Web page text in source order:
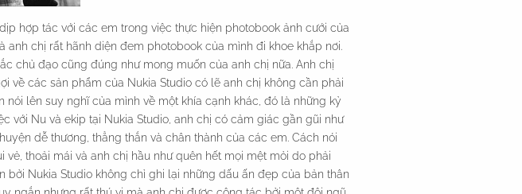
hợp tác với các em trong việc thực hiện photobook ảnh cưới của
chị rất hãnh diện đem photobook của mình đi khoe khắp nơi.
chủ đạo cũng đúng như mong muốn của anh chị nữa. Anh chị
về các sản phẩm của Nukia Studio có lẽ anh chị không cần phải
nói lên suy nghĩ của mình về một khía cạnh khác, đó là những kỷ
với Nu và ekip tại Nukia Studio, anh chị có cảm giác gần gũi như
dễ thương, thẳng thắn và chân thành của các em. Cách nói
thoải mái và anh chị hầu như quên hết mọi mệt mỏi do phải
Nukia Studio không chỉ ghi lại những dấu ấn đẹp của bản thân